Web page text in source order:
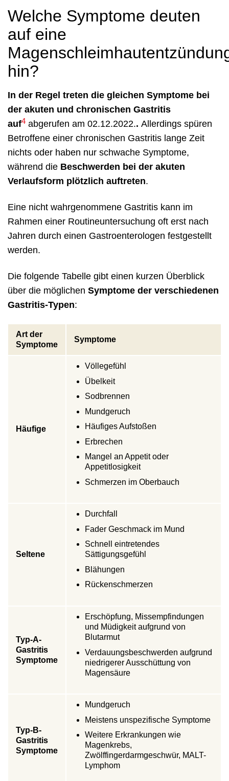
Welche Symptome deuten
auf eine
hin?
In der Regel treten die gleichen Symptome bei
der akuten und chronischen Gastritis
auf4 abgerufen am 02.12.2022.. Allerdings spüren
Betroffene einer chronischen Gastritis lange Zeit
nichts oder haben nur schwache Symptome,
während die Beschwerden bei der akuten
Verlaufsform plötzlich auftreten.
Eine nicht wahrgenommene Gastritis kann im
Rahmen einer Routineuntersuchung oft erst nach
Jahren durch einen Gastroenterologen festgestellt
werden.
Die folgende Tabelle gibt einen kurzen Überblick
über die möglichen Symptome der verschiedenen
Gastritis-Typen:
Art der
Symptome
Symptome
Häufige
Völlegefühl
Übelkeit
Sodbrennen
Mundgeruch
Häufiges Aufstoßen
Erbrechen
Mangel an Appetit oder
Appetitlosigkeit
Schmerzen im Oberbauch
Seltene
Durchfall
Fader Geschmack im Mund
Schnell eintretendes
Sättigungsgefühl
Blähungen
Rückenschmerzen
Typ-A-
Gastritis
Symptome
Erschöpfung, Missempfindungen
und Müdigkeit aufgrund von
Blutarmut
Verdauungsbeschwerden aufgrund
niedrigerer Ausschüttung von
Magensäure
Typ-B-
Gastritis
Symptome
Mundgeruch
Meistens unspezifische Symptome
Weitere Erkrankungen wie
Magenkrebs,
Zwölffingerdarmgeschwür, MALT-
Lymphom